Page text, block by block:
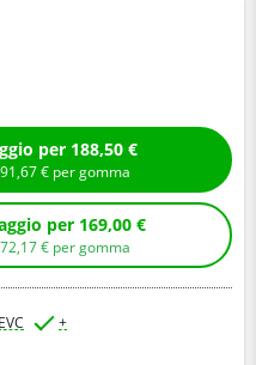
Compra con montaggio per 188,50 €
67€ per gomma
Compra senza montaggio per 169,00 €
17€ per gomma
EVC +